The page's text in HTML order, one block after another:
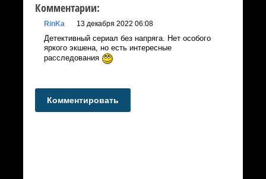
Комментарии:
RinKa 13 декабря 2022 06:08
Детективный сериал без напряга. Нет особого
яркого экшена, но есть интересные
расследования
Комментировать